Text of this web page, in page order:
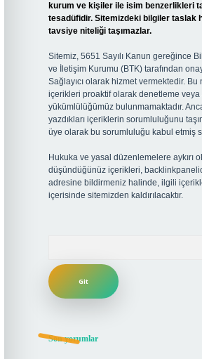
kurum ve kişiler ile isim benzerlikleri
tesadüfidir. Sitemizdeki bilgiler taslak
tavsiye niteliği taşımazlar.
Sitemiz, 5651 Sayılı Kanun gereğince
ve İletişim Kurumu (BTK) tarafından
Sağlayıcı olarak hizmet vermektedir.
içerikleri proaktif olarak denetleme veya
yükümlülüğümüz bulunmamaktadır.
yazdıkları içeriklerin sorumluluğunu
üye olarak bu sorumluluğu kabul etmiş
Hukuka ve yasal düzenlemelere aykırı
düşündüğünüz içerikleri,
adresine bildirmeniz halinde, ilgili
içerisinde sitemizden kaldırılacaktır.
Son yorumlar